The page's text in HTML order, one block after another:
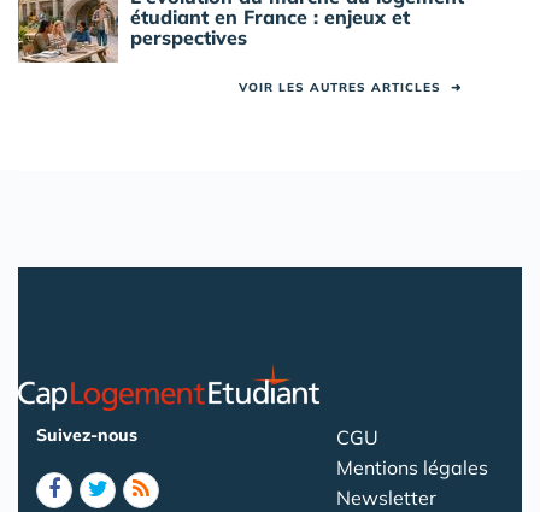
étudiant en France : enjeux et
perspectives
VOIR LES AUTRES ARTICLES ➜
Suivez-nous
CGU
Mentions légales
Newsletter